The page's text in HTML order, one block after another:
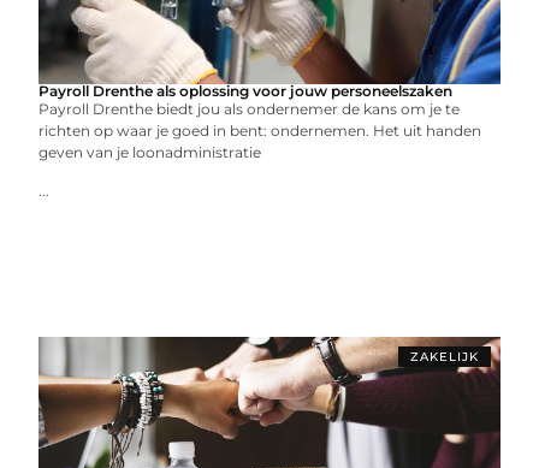
Payroll Drenthe als oplossing voor jouw personeelszaken
Payroll Drenthe biedt jou als ondernemer de kans om je te
richten op waar je goed in bent: ondernemen. Het uit handen
geven van je loonadministratie
...
ZAKELIJK